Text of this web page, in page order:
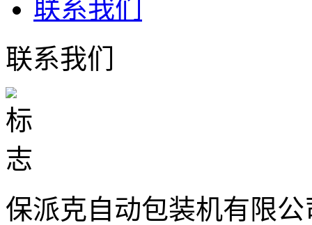
联系我们
联系我们
保派克自动包装机有限公